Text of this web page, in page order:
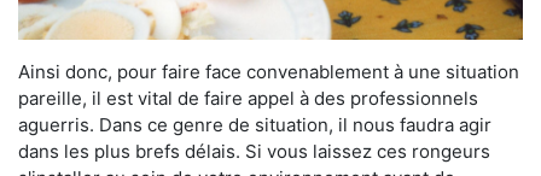
Ainsi donc, pour faire face convenablement à une situation
pareille, il est vital de faire appel à des professionnels
aguerris. Dans ce genre de situation, il nous faudra agir
dans les plus brefs délais. Si vous laissez ces rongeurs